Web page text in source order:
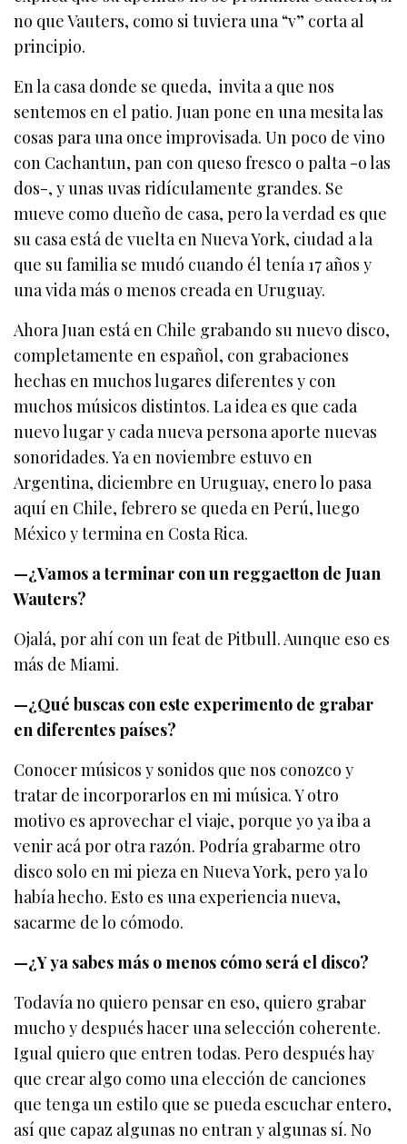
no que Vauters, como si tuviera una “v” corta al
principio.
En la casa donde se queda, invita a que nos
sentemos en el patio. Juan pone en una mesita las
cosas para una once improvisada. Un poco de vino
con Cachantun, pan con queso fresco o palta -o las
dos-, y unas uvas ridículamente grandes. Se
mueve como dueño de casa, pero la verdad es que
su casa está de vuelta en Nueva York, ciudad a la
que su familia se mudó cuando él tenía 17 años y
una vida más o menos creada en Uruguay.
Ahora Juan está en Chile grabando su nuevo disco,
completamente en español, con grabaciones
hechas en muchos lugares diferentes y con
muchos músicos distintos. La idea es que cada
nuevo lugar y cada nueva persona aporte nuevas
sonoridades. Ya en noviembre estuvo en
Argentina, diciembre en Uruguay, enero lo pasa
aquí en Chile, febrero se queda en Perú, luego
México y termina en Costa Rica.
—¿Vamos a terminar con un reggaetton de Juan
Wauters?
Ojalá, por ahí con un feat de Pitbull. Aunque eso es
más de Miami.
—¿Qué buscas con este experimento de grabar
en diferentes países?
Conocer músicos y sonidos que nos conozco y
tratar de incorporarlos en mi música. Y otro
motivo es aprovechar el viaje, porque yo ya iba a
venir acá por otra razón. Podría grabarme otro
disco solo en mi pieza en Nueva York, pero ya lo
había hecho. Esto es una experiencia nueva,
sacarme de lo cómodo.
—¿Y ya sabes más o menos cómo será el disco?
Todavía no quiero pensar en eso, quiero grabar
mucho y después hacer una selección coherente.
Igual quiero que entren todas. Pero después hay
que crear algo como una elección de canciones
que tenga un estilo que se pueda escuchar entero,
así que capaz algunas no entran y algunas sí. No